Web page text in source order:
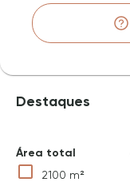
Destaques
Área total
2100 m²